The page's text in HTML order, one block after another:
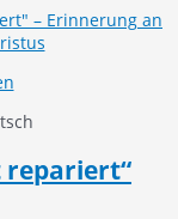
repariert“